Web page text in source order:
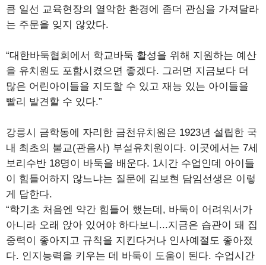
큼 일선 교육현장의 열악한 환경에 좀더 관심을 가져달라
는 주문을 잊지 않았다.
“대한바둑협회에서 학교바둑 활성을 위해 지원하는 예산
을 유치원도 포함시켰으면 좋겠다. 그러면 지금보다 더
많은 어린아이들을 지도할 수 있고 재능 있는 아이들을
빨리 발견할 수 있다.”
강릉시 금학동에 자리한 금천유치원은 1923년 설립한 국
내 최초의 불교(관음사) 부설유치원이다. 이곳에서는 7세
보리수반 18명이 바둑을 배운다. 1시간 수업인데 아이들
이 힘들어하지 않느냐는 질문에 김보현 담임선생은 이렇
게 답한다.
“학기초 처음엔 약간 힘들어 했는데, 바둑이 어려워서가
아니라 오래 앉아 있어야 하다보니...지금은 습관이 돼 집
중력이 좋아지고 규칙을 지킨다거나 인사예절도 좋아졌
다. 인지능력을 키우는 데 바둑이 도움이 된다. 수업시간